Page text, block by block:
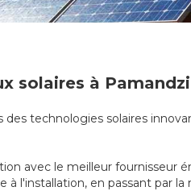
solaires à
technologies solaires
avec le meilleur fournisseur
l'installation, en passant par